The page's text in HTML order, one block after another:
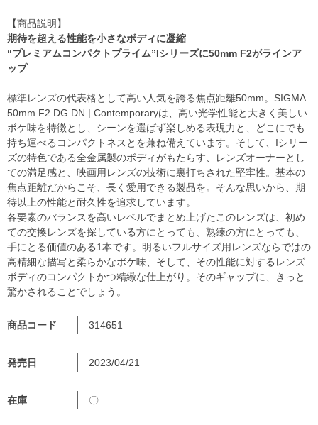
商品コード 314651
発売日 2023/04/21
在庫 〇
【商品説明】
期待を超える性能を小さなボディに凝縮
“プレミアムコンパクトプライム”Iシリーズに50mm F2がラインア
ップ
標準レンズの代表格として高い人気を誇る焦点距離50mm。SIGMA
50mm F2 DG DN | Contemporaryは、高い光学性能と大きく美しい
ボケ味を特徴とし、シーンを選ばず楽しめる表現力と、どこにでも
持ち運べるコンパクトネスとを兼ね備えています。そして、Iシリー
ズの特色である全金属製のボディがもたらす、レンズオーナーとし
ての満足感と、映画用レンズの技術に裏打ちされた堅牢性。基本の
焦点距離だからこそ、長く愛用できる製品を。そんな思いから、期
待以上の性能と耐久性を追求しています。
各要素のバランスを高いレベルでまとめ上げたこのレンズは、初め
ての交換レンズを探している方にとっても、熟練の方にとっても、
手にとる価値のある1本です。明るいフルサイズ用レンズならではの
高精細な描写と柔らかなボケ味、そして、その性能に対するレンズ
ボディのコンパクトかつ精緻な仕上がり。そのギャップに、きっと
驚かされることでしょう。